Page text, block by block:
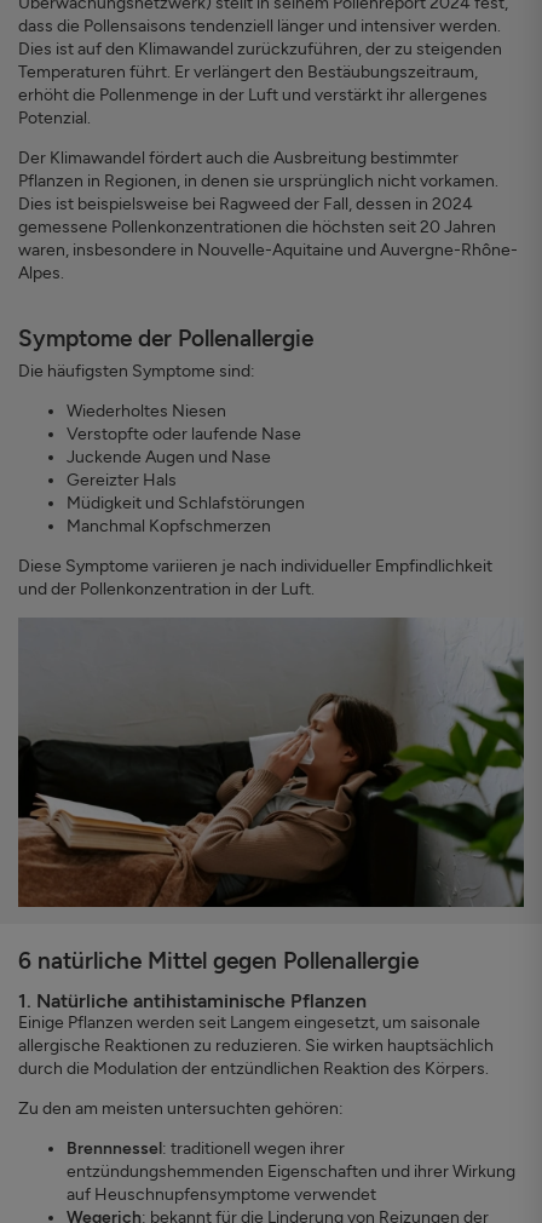
dass die Pollensaisons tendenziell länger und intensiver werden.
Dies ist auf den Klimawandel zurückzuführen, der zu steigenden
Temperaturen führt. Er verlängert den Bestäubungszeitraum,
erhöht die Pollenmenge in der Luft und verstärkt ihr allergenes
Potenzial.
Der Klimawandel fördert auch die Ausbreitung bestimmter
Pflanzen in Regionen, in denen sie ursprünglich nicht vorkamen.
Dies ist beispielsweise bei Ragweed der Fall, dessen in 2024
gemessene Pollenkonzentrationen die höchsten seit 20 Jahren
waren, insbesondere in Nouvelle-Aquitaine und Auvergne-Rhône-
Alpes.
Symptome der Pollenallergie
Die häufigsten Symptome sind:
Wiederholtes Niesen
Verstopfte oder laufende Nase
Juckende Augen und Nase
Gereizter Hals
Müdigkeit und Schlafstörungen
Manchmal Kopfschmerzen
Diese Symptome variieren je nach individueller Empfindlichkeit
und der Pollenkonzentration in der Luft.
6 natürliche Mittel gegen Pollenallergie
1. Natürliche antihistaminische Pflanzen
Einige Pflanzen werden seit Langem eingesetzt, um saisonale
allergische Reaktionen zu reduzieren. Sie wirken hauptsächlich
durch die Modulation der entzündlichen Reaktion des Körpers.
Zu den am meisten untersuchten gehören:
Brennnessel: traditionell wegen ihrer
entzündungshemmenden Eigenschaften und ihrer Wirkung
auf Heuschnupfensymptome verwendet
Wegerich: bekannt für die Linderung von Reizungen der